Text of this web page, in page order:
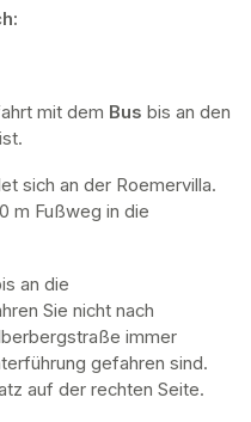
mit dem Bus bis an den
sich an der Roemervilla.
m Fußweg in die
an die
Sie nicht nach
immer
gefahren sind.
auf der rechten Seite.